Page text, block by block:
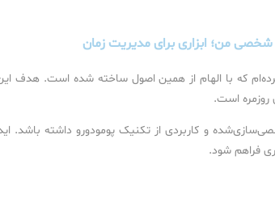
من؛ ابزاری برای مدیریت زمان
که با الهام از همین اصول ساخته شده است. هدف
روزمره است.
و کاربردی از تکنیک پومودورو داشته باشد.
فراهم شود.